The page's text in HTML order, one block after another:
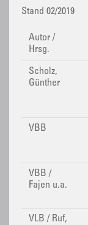
Stand 02/2019
Autor /
Hrsg.
Scholz,
Günther
VBB
VBB /
Fajen u.a.
VLB / Ruf,